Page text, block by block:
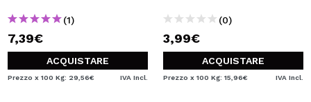
(1)
7,39€
ACQUISTARE
Prezzo x 100 Kg: 29,56€ IVA Incl.
(0)
3,99€
ACQUISTARE
Prezzo x 100 Kg: 15,96€ IVA Incl.